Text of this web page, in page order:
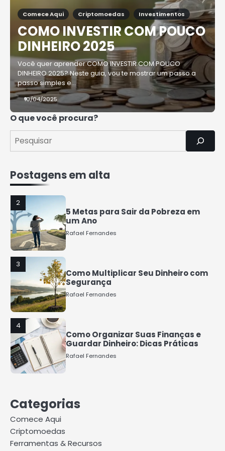
Comece Aqui Criptomoedas Investimentos
COMO INVESTIR COM POUCO
DINHEIRO 2025
Você quer aprender COMO INVESTIR COM POUCO
DINHEIRO 2025? Neste guia, vou te mostrar um passo a
passo simples e…
10/04/2025
O que você procura?
Postagens em alta
4
Como Organizar Suas Finanças e
Guardar Dinheiro: Dicas Práticas
Rafael Fernandes
5
COMO INVESTIR COM POUCO
DINHEIRO 2025
Rafael Fernandes
1
7 Coisas que a Classe Média
Rafael Fernandes
2
5 Metas para Sair da Pobreza em
um Ano
Rafael Fernandes
3
Como Multiplicar Seu Dinheiro com
Segurança
Rafael Fernandes
4
Como Organizar Suas Finanças e
Guardar Dinheiro: Dicas Práticas
Rafael Fernandes
DINHEIRO 2025
1
Categorias
Comece Aqui
Criptomoedas
Ferramentas & Recursos